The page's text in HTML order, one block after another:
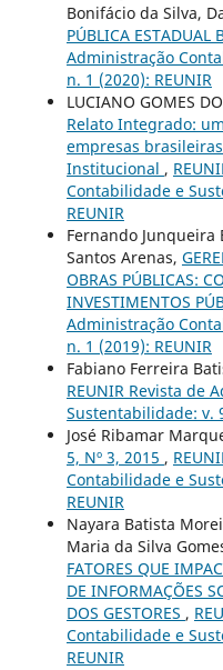
Bonifácio da Silva,
PÚBLICA ESTADUAL
Administração
n. 1 (2020): REUNIR
LUCIANO GOMES
Relato Integrado:
empresas
Institucional ,
Contabilidade e
REUNIR
Fernando
Santos Arenas,
OBRAS PÚBLICAS:
INVESTIMENTOS
Administração
n. 1 (2019): REUNIR
Fabiano Ferreira
REUNIR Revista de
Sustentabilidade: v.
José Ribamar
5, Nº 3, 2015 ,
Contabilidade e
REUNIR
Nayara Batista
Maria da Silva
FATORES QUE
DE INFORMAÇÕES
DOS GESTORES ,
Contabilidade e
REUNIR